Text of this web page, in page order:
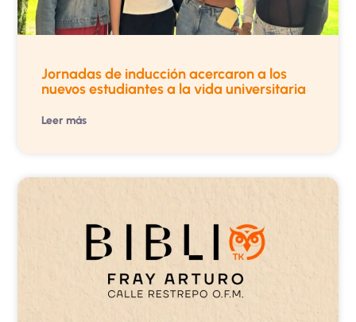
Jornadas de inducción acercaron a los
nuevos estudiantes a la vida universitaria
Leer más